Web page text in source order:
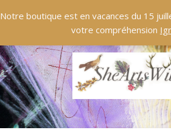
Notre boutique est en vacances du 15
votre compréhension